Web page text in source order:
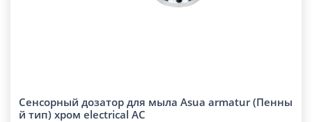
Сенсорный дозатор для мыла Asua armatur (Пенны
й тип) хром electrical AC